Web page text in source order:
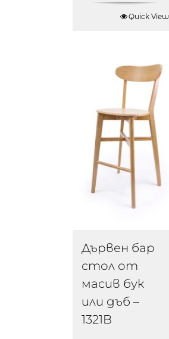
Quick View
Дървен бар
стол от
масив бук
или дъб –
1321B